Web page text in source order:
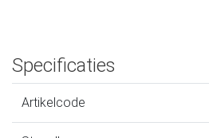
Specificaties
Artikelcode